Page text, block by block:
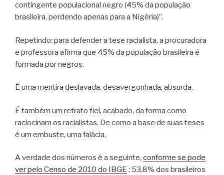
contingente populacional negro (45% da população
brasileira, perdendo apenas para a Nigéria)”.
Repetindo: para defender a tese racialista, a procuradora
e professora afirma que 45% da população brasileira é
formada por negros.
É uma mentira deslavada, desavergonhada, absurda.
É também um retrato fiel, acabado, da forma como
raciocinam os racialistas. De como a base de suas teses
é um embuste, uma falácia.
A verdade dos números é a seguinte, conforme se pode
ver pelo Censo de 2010 do IBGE : 53,8% dos brasileiros